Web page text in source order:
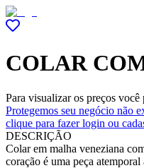
COLAR
Para visualizar os preços
Protegemos seu negócio não
clique para fazer login ou
DESCRIÇÃO
Colar em malha veneziana
coração é uma peça